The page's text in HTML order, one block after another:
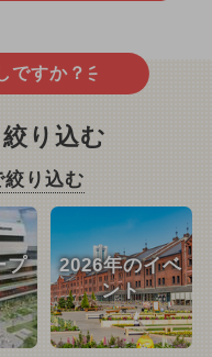
ですか？
り込む
絞り込む
プ
2026年のイベ
ント